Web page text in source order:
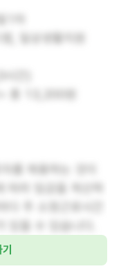
따라 임금을 계산하